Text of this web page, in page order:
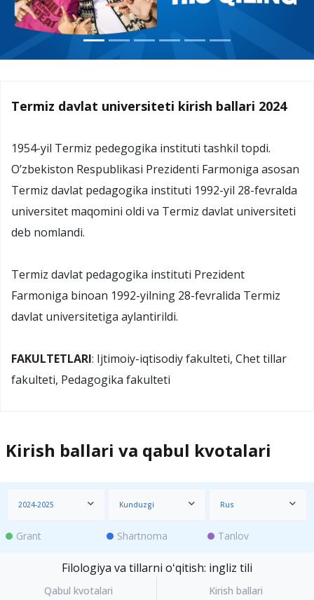
Termiz davlat universiteti kirish ballari 2024
1954-yil Termiz pedegogika instituti tashkil topdi.
O’zbekiston Respublikasi Prezidenti Farmoniga asosan
Termiz davlat pedagogika instituti 1992-yil 28-fevralda
universitet maqomini oldi va Termiz davlat universiteti
deb nomlandi.
Termiz davlat pedagogika instituti Prezident
Farmoniga binoan 1992-yilning 28-fevralida Termiz
davlat universitetiga aylantirildi.
FAKULTETLARI: Ijtimoiy-iqtisodiy fakulteti, Chet tillar
fakulteti, Pedagogika fakulteti
Kirish ballari va qabul kvotalari
2024-2025 Kunduzgi Rus
Grant Shartnoma Tanlov
Filologiya va tillarni oʻqitish: ingliz tili